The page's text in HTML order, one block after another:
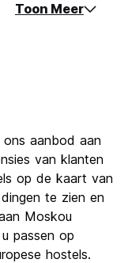
Toon Meer
ons ​​aanbod aan
van klanten
op de kaart van
te zien en
Moskou
passen op
hostels.